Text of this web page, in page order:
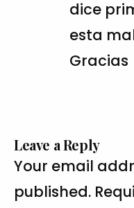
dice
esta
Gracias
Leave a Reply
Your email
published.